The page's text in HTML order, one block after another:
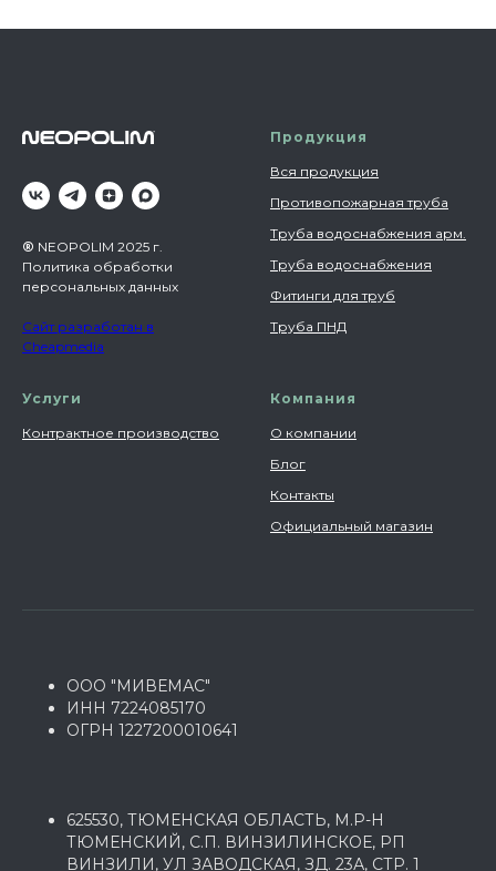
® NEOPOLIM 2025 г.
Политика обработки
персональных данных
Сайт разработан в
Cheapmedia
Продукция
Вся продукция
Противопожарная труба
Труба водоснабжения арм.
Труба водоснабжения
Фитинги для труб
Труба ПНД
Услуги
Контрактное производство
Компания
О компании
Блог
Контакты
Официальный магазин
ООО "МИВЕМАС"
ИНН 7224085170
ОГРН 1227200010641
625530, ТЮМЕНСКАЯ ОБЛАСТЬ, М.Р-Н
ТЮМЕНСКИЙ, С.П. ВИНЗИЛИНСКОЕ, РП
ВИНЗИЛИ, УЛ ЗАВОДСКАЯ, ЗД. 23А, СТР. 1